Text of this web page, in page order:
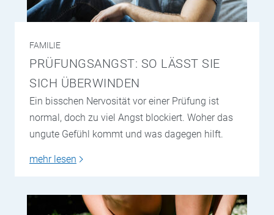
FAMILIE
PRÜFUNGSANGST: SO LÄSST SIE
SICH ÜBERWINDEN
Ein bisschen Nervosität vor einer Prüfung ist
normal, doch zu viel Angst blockiert. Woher das
ungute Gefühl kommt und was dagegen hilft.
mehr lesen